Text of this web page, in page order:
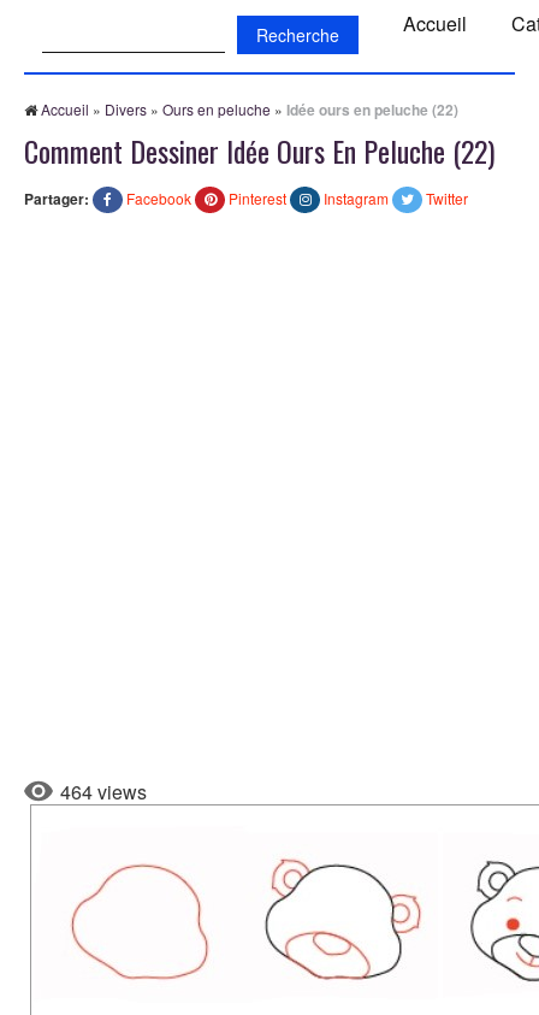
Accueil
Accueil » Divers » Ours en peluche » Idée ours en peluche (22)
Comment Dessiner Idée Ours En Peluche (22)
Partager: Facebook Pinterest Instagram Twitter
464 views